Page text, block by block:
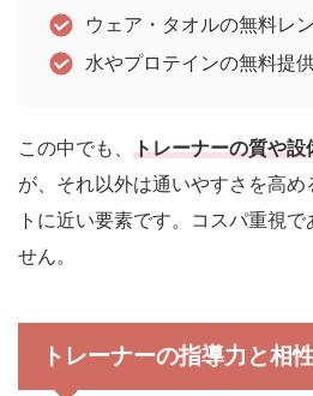
ウェア・タオルの無料レ
水やプロテインの無料提
この中でも、 トレーナーの質や設
が、それ以外は通いやすさを高
トに近い要素です。コスパ重視
せん。
トレーナーの指導力と相